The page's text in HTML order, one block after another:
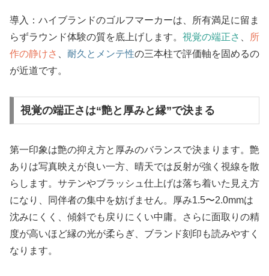
導入：ハイブランドのゴルフマーカーは、所有満足に留ま
らずラウンド体験の質を底上げします。 視覚の端正さ
所
作の静けさ
耐久とメンテ性の三本柱で評価軸を固めるの
が近道です。
視覚の端正さは“艶と厚みと縁”で決まる
第一印象は艶の抑え方と厚みのバランスで決まります。艶
ありは写真映えが良い一方、晴天では反射が強く視線を散
らします。サテンやブラッシュ仕上げは落ち着いた見え方
になり、同伴者の集中を妨げません。厚み1.5〜2.0mmは
沈みにくく、傾斜でも戻りにくい中庸。さらに面取りの精
度が高いほど縁の光が柔らぎ、ブランド刻印も読みやすく
なります。